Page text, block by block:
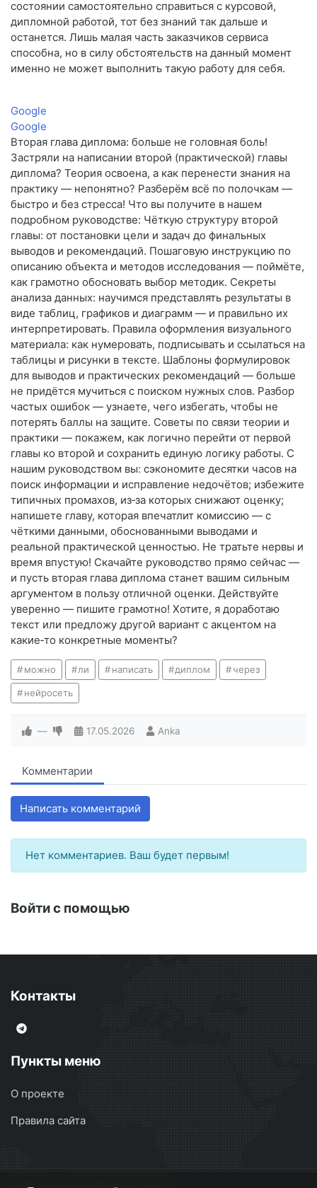
состоянии самостоятельно справиться с курсовой,
дипломной работой, тот без знаний так дальше и
останется. Лишь малая часть заказчиков сервиса
способна, но в силу обстоятельств на данный момент
именно не может выполнить такую работу для себя.
Google
Google
Вторая глава диплома: больше не головная боль!
Застряли на написании второй (практической) главы
диплома? Теория освоена, а как перенести знания на
практику — непонятно? Разберём всё по полочкам —
быстро и без стресса! Что вы получите в нашем
подробном руководстве: Чёткую структуру второй
главы: от постановки цели и задач до финальных
выводов и рекомендаций. Пошаговую инструкцию по
описанию объекта и методов исследования — поймёте,
как грамотно обосновать выбор методик. Секреты
анализа данных: научимся представлять результаты в
виде таблиц, графиков и диаграмм — и правильно их
интерпретировать. Правила оформления визуального
материала: как нумеровать, подписывать и ссылаться на
таблицы и рисунки в тексте. Шаблоны формулировок
для выводов и практических рекомендаций — больше
не придётся мучиться с поиском нужных слов. Разбор
частых ошибок — узнаете, чего избегать, чтобы не
потерять баллы на защите. Советы по связи теории и
практики — покажем, как логично перейти от первой
главы ко второй и сохранить единую логику работы. С
нашим руководством вы: сэкономите десятки часов на
поиск информации и исправление недочётов; избежите
типичных промахов, из‑за которых снижают оценку;
напишете главу, которая впечатлит комиссию — с
чёткими данными, обоснованными выводами и
реальной практической ценностью. Не тратьте нервы и
время впустую! Скачайте руководство прямо сейчас —
и пусть вторая глава диплома станет вашим сильным
аргументом в пользу отличной оценки. Действуйте
уверенно — пишите грамотно! Хотите, я доработаю
текст или предложу другой вариант с акцентом на
какие‑то конкретные моменты?
можно ли написать диплом через
нейросеть
— 17.05.2026 Anka
Комментарии
Написать комментарий
Нет комментариев. Ваш будет первым!
Войти с помощью
Контакты
Пункты меню
О проекте
Правила сайта